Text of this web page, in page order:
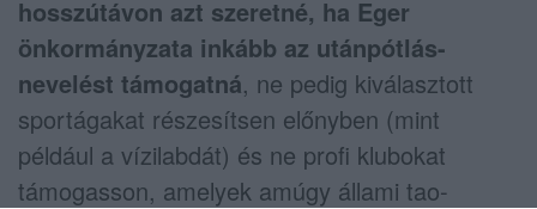
hosszútávon azt szeretné, ha Eger
önkormányzata inkább az utánpótlás-
nevelést támogatná, ne pedig kiválasztott
sportágakat részesítsen előnyben (mint
például a vízilabdát) és ne profi klubokat
támogasson, amelyek amúgy állami tao-